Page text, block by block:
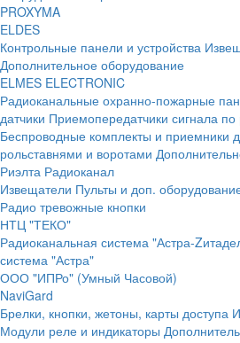
PROXYMA
ELDES
Контрольные панели и устройства
Дополнительное оборудование
ELMES ELECTRONIC
Радиоканальные охранно-пожарные
датчики Приемопередатчики сигнала по
Беспроводные комплекты и приемники
рольставнями и воротами
Риэлта Радиоканал
Извещатели Пульты и доп.
Радио тревожные кнопки
НТЦ "ТЕКО"
Радиоканальная система "Астра-
система "Астра"
ООО "ИПРо" (Умный Часовой)
NaviGard
Брелки, кнопки, жетоны, карты доступа
Модули реле и индикаторы